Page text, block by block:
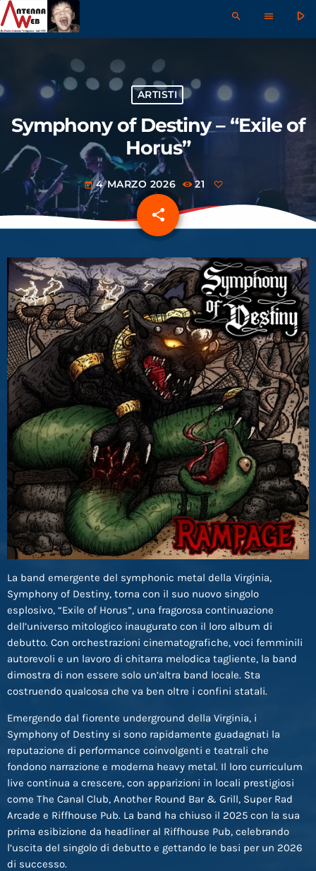
search menu play_arrow
ARTISTI
Symphony of Destiny – “Exile of
Horus”
today 4 MARZO 2026 21
share
email
La band emergente del symphonic metal della Virginia,
Symphony of Destiny, torna con il suo nuovo singolo
esplosivo, “Exile of Horus”, una fragorosa continuazione
dell’universo mitologico inaugurato con il loro album di
debutto. Con orchestrazioni cinematografiche, voci femminili
autorevoli e un lavoro di chitarra melodica tagliente, la band
dimostra di non essere solo un’altra band locale. Sta
costruendo qualcosa che va ben oltre i confini statali.
Emergendo dal fiorente underground della Virginia, i
Symphony of Destiny si sono rapidamente guadagnati la
reputazione di performance coinvolgenti e teatrali che
fondono narrazione e moderna heavy metal. Il loro curriculum
live continua a crescere, con apparizioni in locali prestigiosi
come The Canal Club, Another Round Bar & Grill, Super Rad
Arcade e Riffhouse Pub. La band ha chiuso il 2025 con la sua
prima esibizione da headliner al Riffhouse Pub, celebrando
l’uscita del singolo di debutto e gettando le basi per un 2026
di successo.